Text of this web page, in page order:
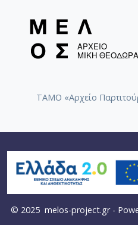
ΤΑΜΟ «Αρχείο
© 2025 melos-project.gr-